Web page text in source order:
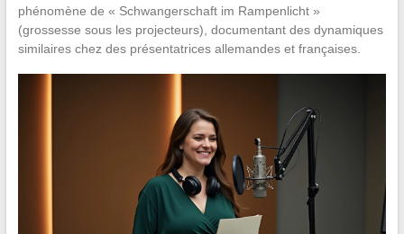
phénomène de « Schwangerschaft im Rampenlicht »
(grossesse sous les projecteurs), documentant des dynamiques
similaires chez des présentatrices allemandes et françaises.